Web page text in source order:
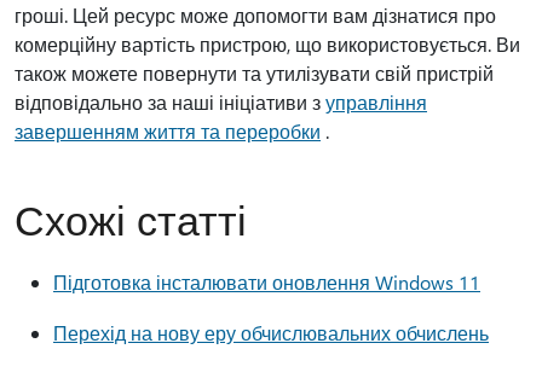
гроші. Цей ресурс може допомогти вам дізнатися про
комерційну вартість пристрою, що використовується. Ви
також можете повернути та утилізувати свій пристрій
відповідально за наші ініціативи зуправління
завершенням життя та переробки .
Схожі статті
Підготовка інсталювати оновлення Windows 11
Перехід на нову еру обчислювальних обчислень